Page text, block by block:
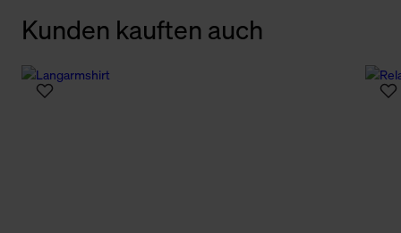
Kunden kauften auch